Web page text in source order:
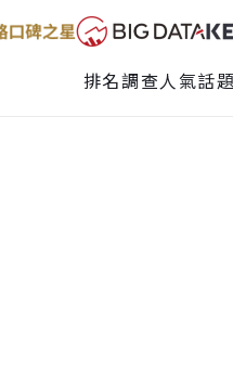
排名調查人氣話題